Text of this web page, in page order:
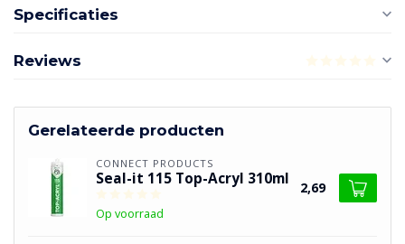
Specificaties
Reviews
Gerelateerde producten
CONNECT PRODUCTS
Seal-it 115 Top-Acryl 310ml
Op voorraad
2,69